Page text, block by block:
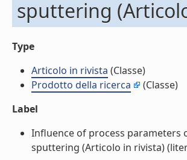
sputtering
Type
Articolo in rivista (Classe)
Prodotto della ricerca
(Classe)
Label
Influence of process parameters
sputtering (Articolo in rivista)